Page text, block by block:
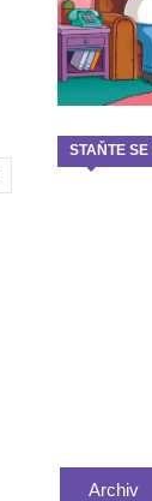
STAŇTE
Archiv